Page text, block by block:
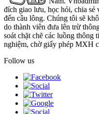
đích giao lưu, học hỏi, chia sẻ
đến cầu lông. Chúng tôi sẽ
do thành viên đưa lên trừ
soát chặt chẽ các luồng thông
nghiệm, chờ giấy phép MXH
Follow us